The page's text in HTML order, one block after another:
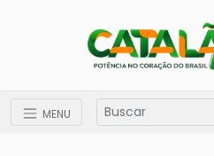
MENU